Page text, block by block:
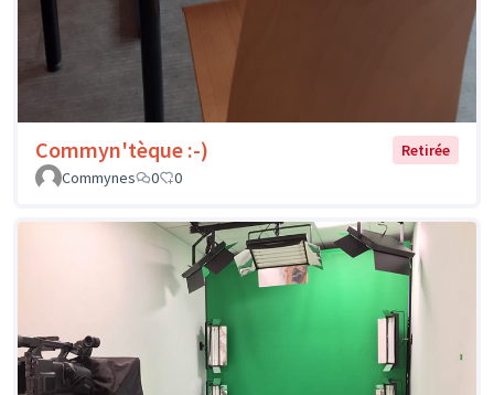
Commyn'tèque :-)
Retirée
Commynes
0 0